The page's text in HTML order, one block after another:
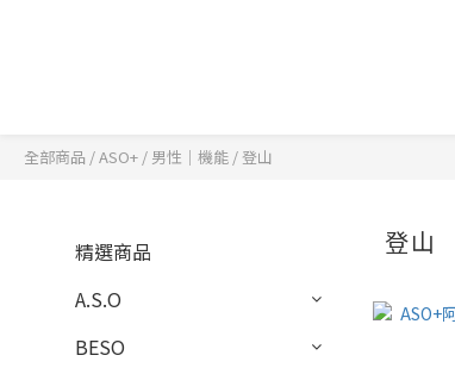
全部商品 /ASO+ / 男性｜機能 / 登山
精選商品
A.S.O
BESO
登山